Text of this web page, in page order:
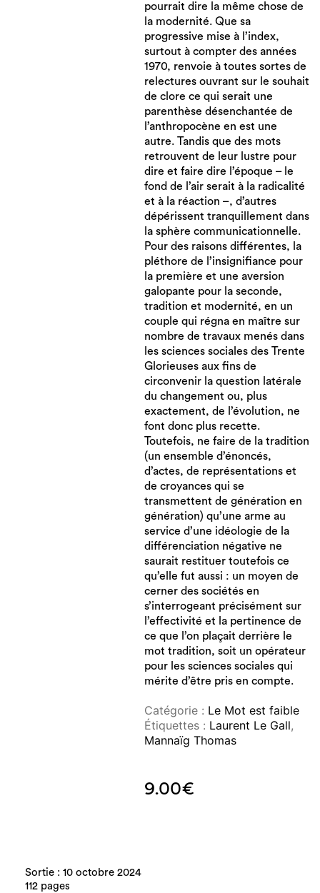
pourrait dire la même chose de
la modernité. Que sa
progressive mise à l’index,
surtout à compter des années
1970, renvoie à toutes sortes de
relectures ouvrant sur le souhait
de clore ce qui serait une
parenthèse désenchantée de
l’anthropocène en est une
autre. Tandis que des mots
retrouvent de leur lustre pour
dire et faire dire l’époque – le
fond de l’air serait à la radicalité
et à la réaction –, d’autres
dépérissent tranquillement dans
la sphère communicationnelle.
Pour des raisons différentes, la
pléthore de l’insignifiance pour
la première et une aversion
galopante pour la seconde,
tradition et modernité, en un
couple qui régna en maître sur
nombre de travaux menés dans
les sciences sociales des Trente
Glorieuses aux fins de
circonvenir la question latérale
du changement ou, plus
exactement, de l’évolution, ne
font donc plus recette.
Toutefois, ne faire de la tradition
(un ensemble d’énoncés,
d’actes, de représentations et
de croyances qui se
transmettent de génération en
génération) qu’une arme au
service d’une idéologie de la
différenciation négative ne
saurait restituer toutefois ce
qu’elle fut aussi : un moyen de
cerner des sociétés en
s’interrogeant précisément sur
l’effectivité et la pertinence de
ce que l’on plaçait derrière le
mot tradition, soit un opérateur
pour les sciences sociales qui
mérite d’être pris en compte.
Catégorie : Le Mot est faible
Étiquettes : Laurent Le Gall,
Mannaïg Thomas
9.00€
Sortie : 10 octobre 2024
112 pages